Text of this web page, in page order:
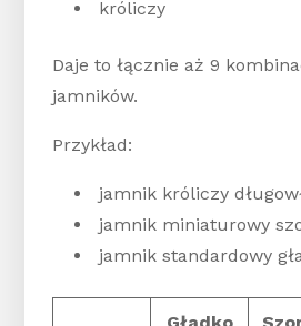
króliczy
Daje to łącznie aż 9
jamników.
Przykład:
jamnik króliczy
jamnik miniaturowy
jamnik standardowy
Gładko